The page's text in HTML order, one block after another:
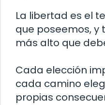
La libertad es el
que poseemos,
más alto que
Cada elección
cada camino
propias